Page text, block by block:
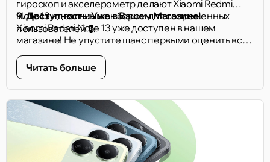
гироскоп и акселерометр делают Xiaomi Redmi
Note 13 идеальным выбором для современных
пользователей 🔒.
9. Доступность: Уже в Вашем Магазине!
Xiaomi Redmi Note 13 уже доступен в нашем
магазине! Не упустите шанс первыми оценить все
Читать больше